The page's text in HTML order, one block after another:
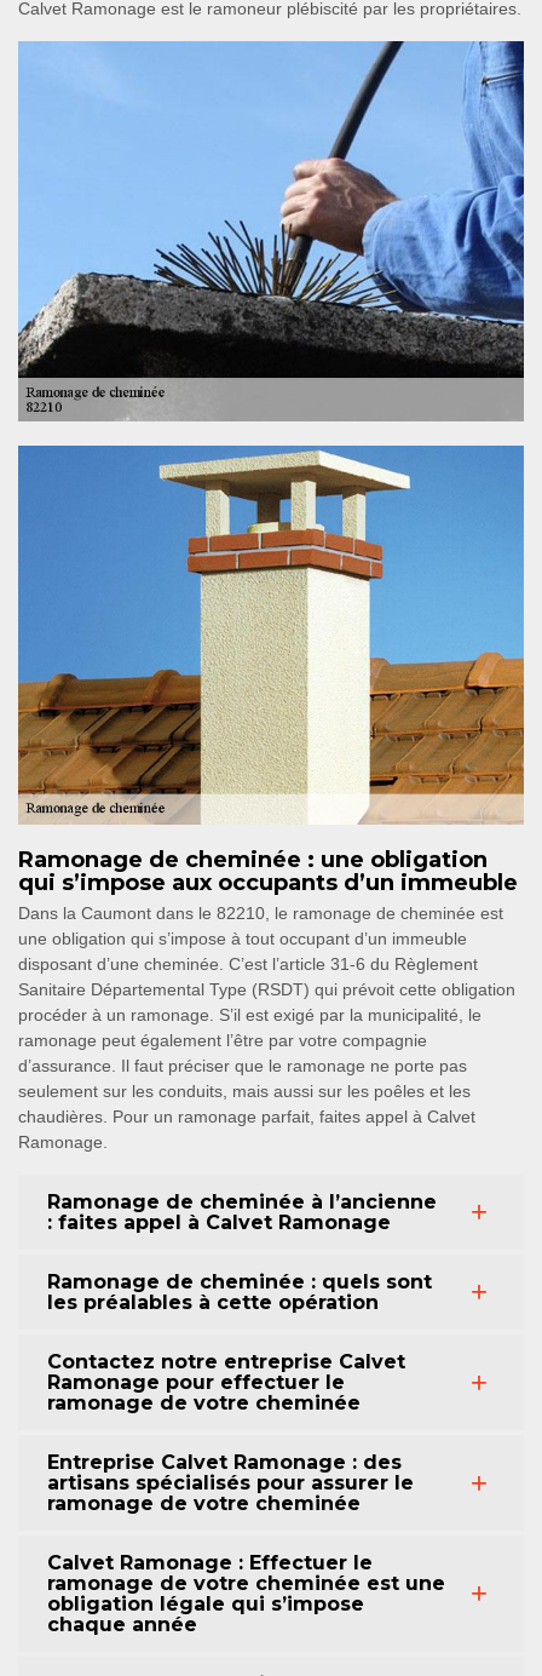
Calvet Ramonage est le ramoneur plébiscité par les propriétaires.
Ramonage de cheminée : une obligation
qui s’impose aux occupants d’un immeuble
Dans la Caumont dans le 82210, le ramonage de cheminée est
une obligation qui s’impose à tout occupant d’un immeuble
disposant d’une cheminée. C’est l’article 31-6 du Règlement
Sanitaire Départemental Type (RSDT) qui prévoit cette obligation
procéder à un ramonage. S’il est exigé par la municipalité, le
ramonage peut également l’être par votre compagnie
d’assurance. Il faut préciser que le ramonage ne porte pas
seulement sur les conduits, mais aussi sur les poêles et les
chaudières. Pour un ramonage parfait, faites appel à Calvet
Ramonage.
Ramonage de cheminée à l’ancienne
: faites appel à Calvet Ramonage
Ramonage de cheminée : quels sont
les préalables à cette opération
Contactez notre entreprise Calvet
Ramonage pour effectuer le
ramonage de votre cheminée
Entreprise Calvet Ramonage : des
artisans spécialisés pour assurer le
ramonage de votre cheminée
Calvet Ramonage : Effectuer le
ramonage de votre cheminée est une
obligation légale qui s’impose
chaque année